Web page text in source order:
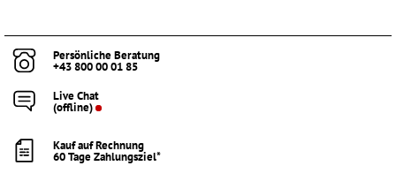
Persönliche Beratung
+43 800 00 01 85
Live Chat
(offline)
Kauf auf Rechnung
60 Tage Zahlungsziel*